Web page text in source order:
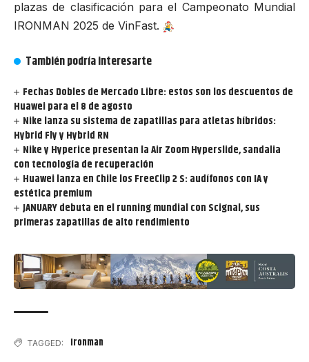
plazas de clasificación para el Campeonato Mundial
IRONMAN 2025 de VinFast.
También podría interesarte
Fechas Dobles de Mercado Libre: estos son los descuentos de
Huawei para el 8 de agosto
Nike lanza su sistema de zapatillas para atletas híbridos:
Hybrid Fly y Hybrid RN
Nike y Hyperice presentan la Air Zoom Hyperslide, sandalia
con tecnología de recuperación
Huawei lanza en Chile los FreeClip 2 S: audífonos con IA y
estética premium
JANUARY debuta en el running mundial con Scignal, sus
primeras zapatillas de alto rendimiento
TAGGED: Ironman